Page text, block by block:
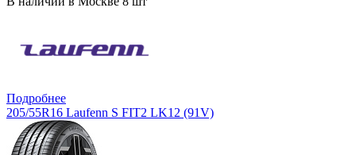
Подробнее
205/55R16 Laufenn S FIT2 LK12 (91V)